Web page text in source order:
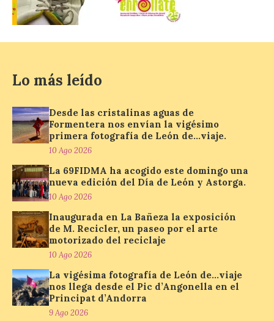
CIUDEN acoge un nuevo
gran proyecto expositivo
Eduardo Chillida con el
10 Ago 2026
La Térmica Cultural
albergará hasta el 10 de
enero de 2027 la muestra
‘Eduardo Chillida. Pensar
con las manos’, formada
por 125 piezas de una de las figuras
esenciales del arte contemporáneo.
Hierro, vacío y memoria industrial
marcan esta exposición […]
Protección Civil activa la
fase de Preemergencia en
Situación Operativa 1 del
Plan Estatal General de
Emergencias ante los
riesgos potenciales
Lo más leído
Desde las cristalinas aguas de
Formentera nos envían la vigésimo
primera fotografía de León de…viaje.
10 Ago 2026
La 69FIDMA ha acogido este domingo una
nueva edición del Día de León y Astorga.
10 Ago 2026
Inaugurada en La Bañeza la exposición
de M. Recicler, un paseo por el arte
motorizado del reciclaje
10 Ago 2026
La vigésima fotografía de León de…viaje
nos llega desde el Pic d’Angonella en el
Principat d’Andorra
9 Ago 2026